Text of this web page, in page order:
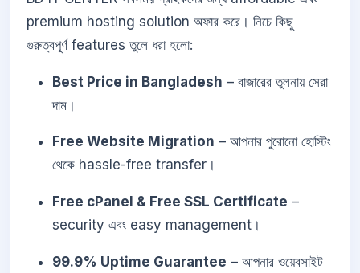
premium hosting solution অফার করে। নিচে কিছু
গুরুত্বপূর্ণ features তুলে ধরা হলো:
Best Price in Bangladesh – বাজারের তুলনায় সেরা
দাম।
Free Website Migration – আপনার পুরোনো হোস্টিং
থেকে hassle-free transfer।
Free cPanel & Free SSL Certificate –
security এবং easy management।
99.9% Uptime Guarantee – আপনার ওয়েবসাইট